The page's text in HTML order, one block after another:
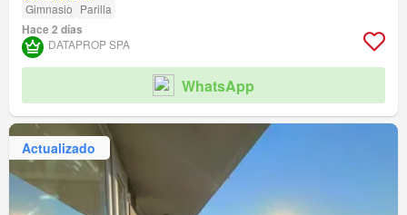
Gimnasio Parilla
Hace 2 días
DATAPROP SPA
WhatsApp
Actualizado